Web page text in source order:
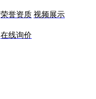
荣誉资质 视频展示
在线询价